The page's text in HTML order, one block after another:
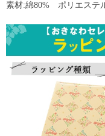
素材:綿80% ポリエステ